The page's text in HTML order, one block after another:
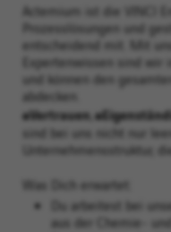
Actemium ist die VINCI
Prozesslösungen und
entscheidend mit. Mit
Expertenwissen sind
und können den
abdecken.
#Vertrauen,
sind bei uns nicht nur
Unternehmensstruktur,
Was Dich erwartet:
Du arbeitest bei
aus der Chemie-